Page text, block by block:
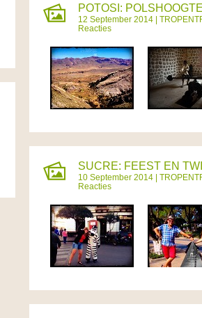
POTOSI:
12 September 2014 |
Reacties
SUCRE: FEEST EN
10 September 2014 |
Reacties